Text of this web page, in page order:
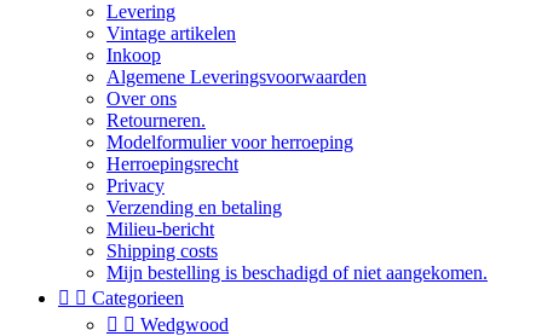
Levering
Vintage artikelen
Inkoop
Algemene Leveringsvoorwaarden
Over ons
Retourneren.
Modelformulier voor herroeping
Herroepingsrecht
Privacy
Verzending en betaling
Milieu-bericht
Shipping costs
Mijn bestelling is beschadigd of niet aangekomen.
  Categorieen
  Wedgwood